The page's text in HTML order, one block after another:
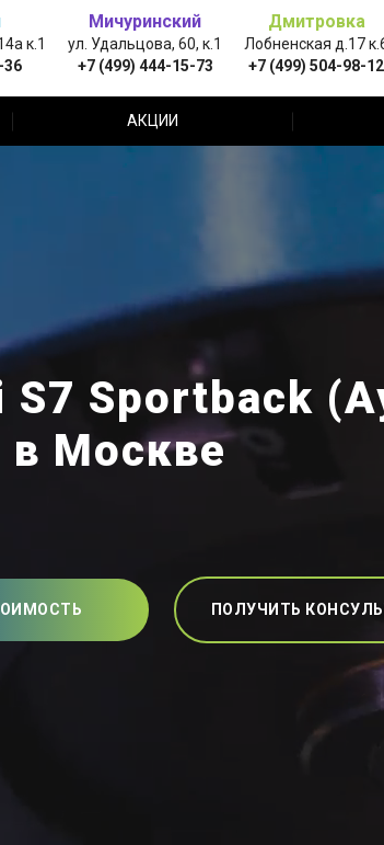
к.1
36
Мичуринский
ул. Удальцова, 60, к.1
+7 (499) 444-15-73
Дмитровка
Лобненская д.17
+7 (499) 504-98-12
АКЦИИ
Sportback
в Москве
ПОЛУЧИТЬ